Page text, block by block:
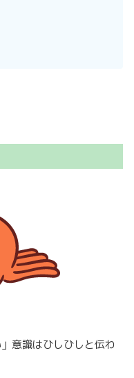
意識はひしひしと伝わ